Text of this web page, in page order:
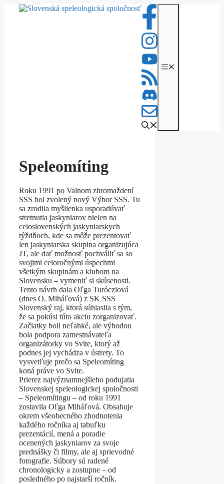
Preskočiť
Menu
Speleomíting
Roku 1991 po Valnom zhromaždení
SSS bol zvolený nový Výbor SSS. Tu
sa zrodila myšlienka usporadúvať
stretnutia jaskyniarov nielen na
celoslovenských jaskyniarskych
týždňoch, kde sa môže prezentovať
len jaskyniarska skupina organizujúca
JT, ale dať možnosť pochváliť sa so
svojimi celoročnými úspechmi
všetkým skupinám a klubom na
Slovensku – vymeniť si skúsenosti.
Tento návrh dala Oľga Turócziová
(dnes O. Miháľová) z SK SSS
Slovenský raj, ktorá súhlasila s tým,
že sa pokúsi túto akciu zorganizovať.
Začiatky boli neľahké, ale výhodou
bola podpora zamestnávateľa
organizátorky vo Svite, ktorý až
podnes jej vychádza v ústrety. To
vysvetľuje prečo sa Speleomíting
koná práve vo Svite.
Prierez najvýznamnejšieho podujatia
Slovenskej speleologickej spoločnosti
– Speleomítingu – od roku 1991
zostavila Oľga Miháľová. Obsahuje
okrem všeobecného zhodnotenia
každého ročníka aj tabuľku
prezentácií, mená a poradie
ocenených jaskyniarov za svoje
prednášky či filmy, ale aj sprievodné
fotografie. Súbory sú radené
chronologicky a zostupne – od
posledného po najstarší ročník.